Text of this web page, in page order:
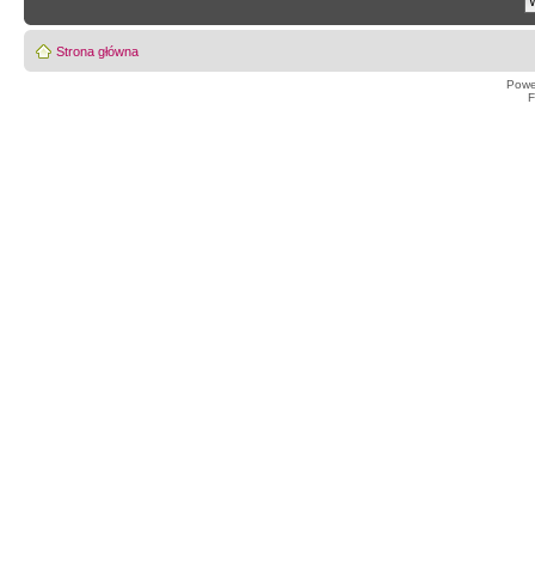
Strona główna